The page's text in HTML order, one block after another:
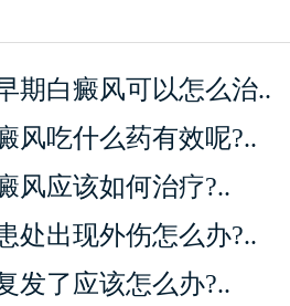
期白癜风可以怎么治..
风吃什么药有效呢?..
风应该如何治疗?..
处出现外伤怎么办?..
发了应该怎么办?..